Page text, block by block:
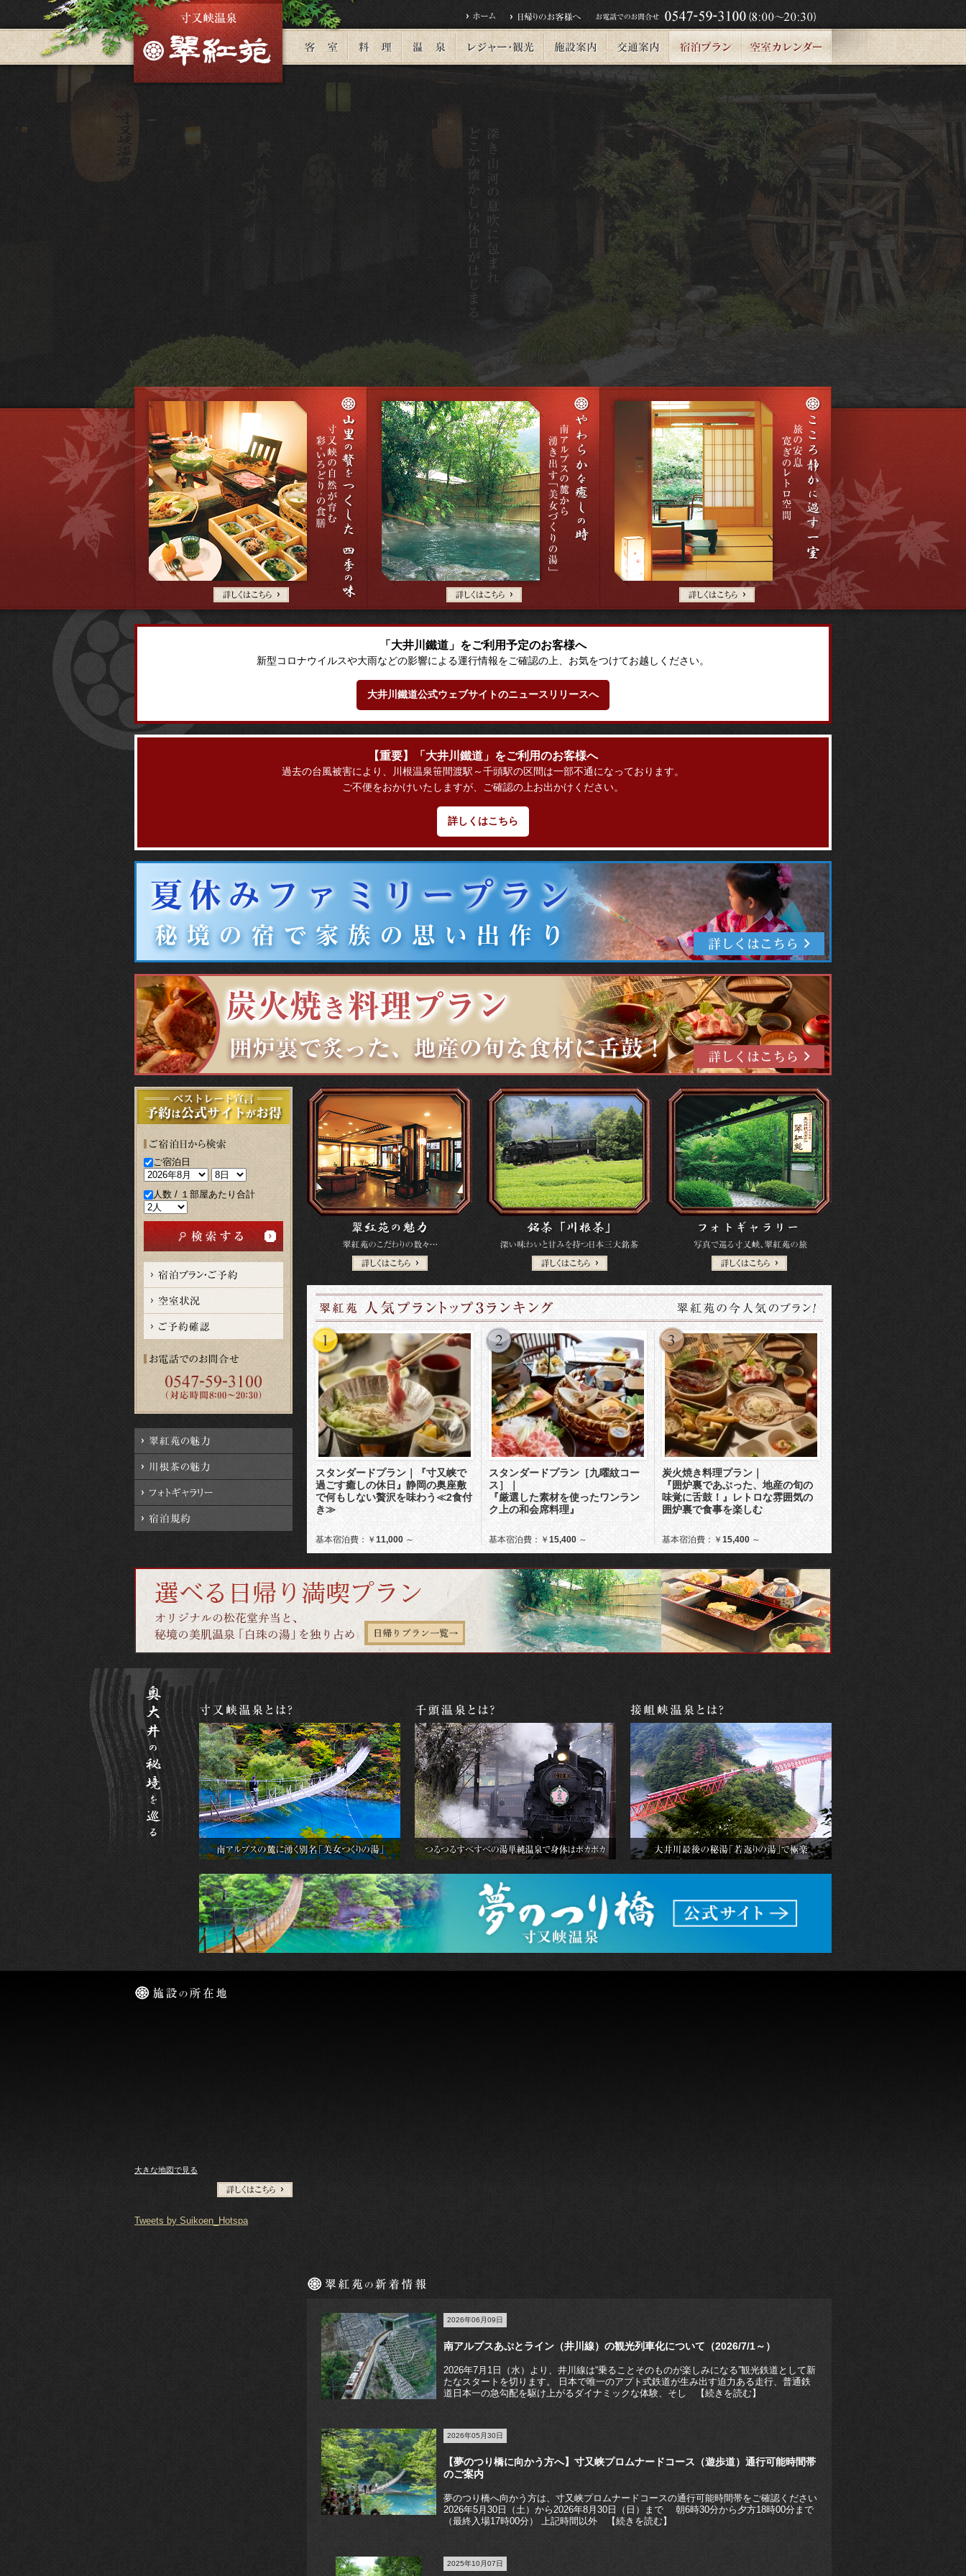
「大井川鐵道」をご利用予定のお客様へ
新型コロナウイルスや大雨などの影響による運行情報をご確認の上、お気をつけてお越しください。
大井川鐵道公式ウェブサイトのニュースリリースへ
【重要】「大井川鐵道」をご利用のお客様へ
過去の台風被害により、川根温泉笹間渡駅～千頭駅の区間は一部不通になっております。
ご不便をおかけいたしますが、ご確認の上お出かけください。
詳しくはこちら
ご宿泊日
人数 / １部屋あたり合計
スタンダードプラン｜『寸又峡で
過ごす癒しの休日』静岡の奥座敷
で何もしない贅沢を味わう≪2食付
き≫
基本宿泊費：￥ 11,000 ～
スタンダードプラン［九曜紋コー
ス］｜
『厳選した素材を使ったワンラン
ク上の和会席料理』
基本宿泊費：￥ 15,400 ～
炭火焼き料理プラン｜
『囲炉裏であぶった、地産の旬の
味覚に舌鼓！』レトロな雰囲気の
囲炉裏で食事を楽しむ
基本宿泊費：￥ 15,400 ～
大きな地図で見る
Tweets by Suikoen_Hotspa
2026年06月09日
南アルプスあぷとライン（井川線）の観光列車化について（2026/7/1～）
2026年7月1日（水）より、井川線は“乗ることそのものが楽しみになる”観光鉄道として新
たなスタートを切ります。 日本で唯一のアプト式鉄道が生み出す迫力ある走行、普通鉄
道日本一の急勾配を駆け上がるダイナミックな体験、そし 【続きを読む】
2026年05月30日
【夢のつり橋に向かう方へ】寸又峡プロムナードコース（遊歩道）通行可能時間帯
のご案内
夢のつり橋へ向かう方は、寸又峡プロムナードコースの通行可能時間帯をご確認ください
2026年5月30日（土）から2026年8月30日（日）まで 朝6時30分から夕方18時00分まで
（最終入場17時00分） 上記時間以外 【続きを読む】
2025年10月07日